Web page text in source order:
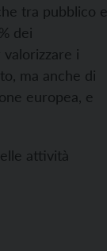
tra pubblico e
dei
i
ma anche di
europea, e
attività